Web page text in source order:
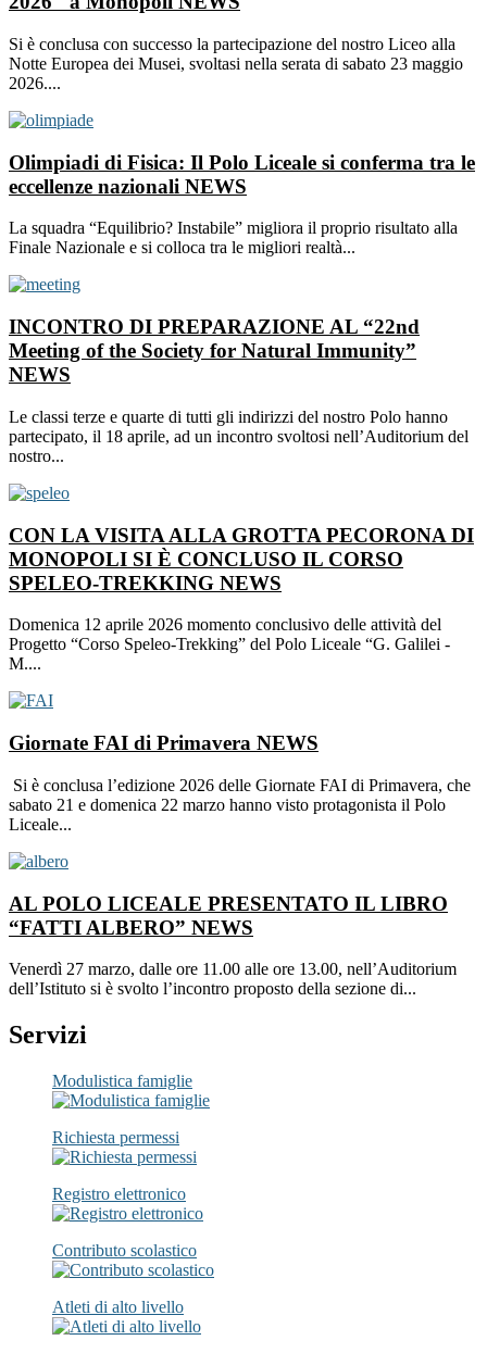
Si è conclusa con successo la partecipazione del nostro Liceo alla
Notte Europea dei Musei, svoltasi nella serata di sabato 23 maggio
2026....
Olimpiadi di Fisica: Il Polo Liceale si conferma tra le
eccellenze nazionali NEWS
La squadra “Equilibrio? Instabile” migliora il proprio risultato alla
Finale Nazionale e si colloca tra le migliori realtà...
INCONTRO DI PREPARAZIONE AL “22nd
Meeting of the Society for Natural Immunity”
NEWS
Le classi terze e quarte di tutti gli indirizzi del nostro Polo hanno
partecipato, il 18 aprile, ad un incontro svoltosi nell’Auditorium del
nostro...
CON LA VISITA ALLA GROTTA PECORONA DI
MONOPOLI SI È CONCLUSO IL CORSO
SPELEO-TREKKING NEWS
Domenica 12 aprile 2026 momento conclusivo delle attività del
Progetto “Corso Speleo-Trekking” del Polo Liceale “G. Galilei -
M....
Giornate FAI di Primavera NEWS
​ Si è conclusa l’edizione 2026 delle Giornate FAI di Primavera, che
sabato 21 e domenica 22 marzo hanno visto protagonista il Polo
Liceale...
AL POLO LICEALE PRESENTATO IL LIBRO
“FATTI ALBERO” NEWS
Venerdì 27 marzo, dalle ore 11.00 alle ore 13.00, nell’Auditorium
dell’Istituto si è svolto l’incontro proposto della sezione di...
Servizi
Modulistica famiglie
Richiesta permessi
Registro elettronico
Contributo scolastico
Atleti di alto livello